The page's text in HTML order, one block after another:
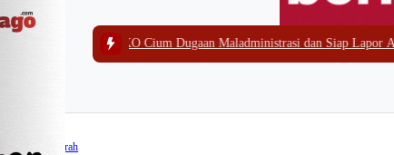
KO Cium Dugaan Maladministrasi dan Siap Lapor APH| #3 -Polda
Daerah